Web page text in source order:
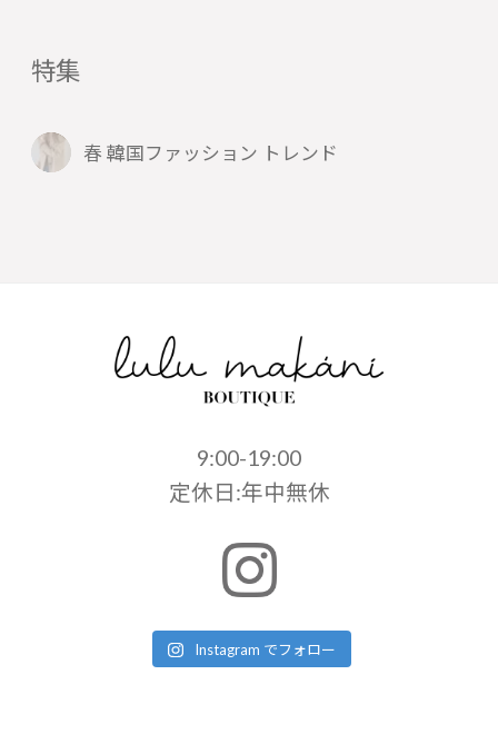
特集
春 韓国ファッション トレンド
9:00-19:00
定休日:年中無休
Instagram でフォロー